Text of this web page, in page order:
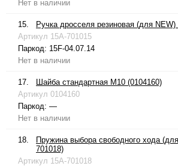
Нет в наличии
15.
Ручка дросселя резиновая (для NEW)
Артикул 15A-701015
Паркод: 15F-04.07.14
Нет в наличии
17.
Шайба стандартная М10 (0104160)
Артикул 0104160
Паркод: —
Нет в наличии
18.
Пружина выбора свободного хода
701018)
Артикул 15A-701018